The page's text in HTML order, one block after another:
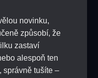
novinku,
způsobí, že
zastaví
alespoň ten
správně tušíte –